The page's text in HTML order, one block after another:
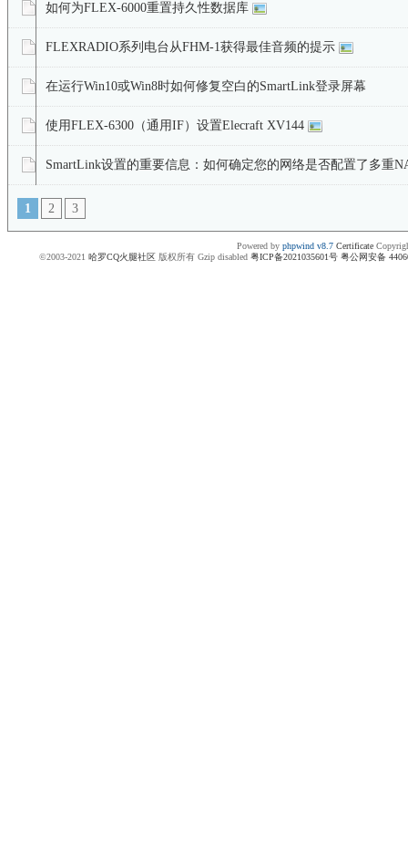
如何为FLEX-6000重置持久性数据库
FLEXRADIO系列电台从FHM-1获得最佳音频的提示
在运行Win10或Win8时如何修复空白的SmartLink登录屏幕
使用FLEX-6300（通用IF）设置Elecraft XV144
SmartLink设置的重要信息：如何确定您的网络是否配置了多重
1 2 3
Powered by phpwind v8.7 Certificate
©2003-2021 哈罗CQ火腿社区 版权所有 Gzip disabled 粤ICP备2021035601号 粤公网安备